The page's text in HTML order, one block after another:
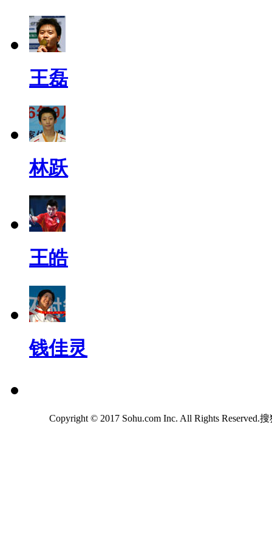
王磊
林跃
王皓
钱佳灵
Copyright © 2017 Sohu.com Inc. All Rights Reserved.